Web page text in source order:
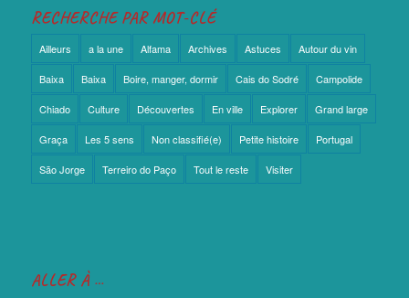
RECHERCHE PAR MOT-CLÉ
Ailleurs a la une Alfama Archives Astuces Autour du vin
Baixa Baixa Boire, manger, dormir Cais do Sodré Campolide
Chiado Culture Découvertes En ville Explorer Grand large
Graça Les 5 sens Non classifié(e) Petite histoire Portugal
São Jorge Terreiro do Paço Tout le reste Visiter
ALLER À …